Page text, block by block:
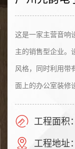
这是一家主营音响
主的销售型企业。
风格，同时利用带
面上的办公室装修
工程面积：
工程地址：